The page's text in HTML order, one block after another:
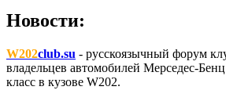
Новости:
W202club.su - русскоязычный форум
владельцев автомобилей Мерседес-
класс в кузове W202.